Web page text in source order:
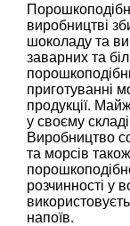
виробництві
шоколаду та
заварних та
приготуванні
продукції.
у своєму
Виробництво
та морсів
розчинності у
напоїв.